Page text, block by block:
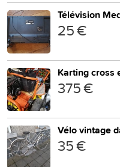
Télévision
25 €
Karting cross
375 €
Vélo vintage
35 €